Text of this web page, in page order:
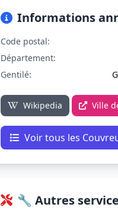
Informations
Code postal:
Département:
Gentilé:
Wikipedia Ville
Voir tous les
🔧 Autres